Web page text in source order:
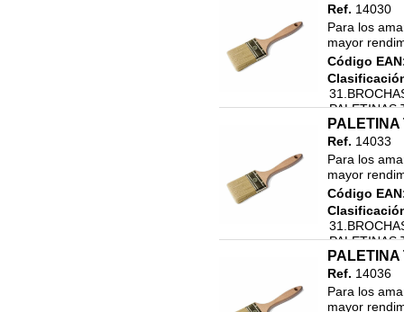
Ref. 14030
Para los
mayor
Código
PALETINAS
Ref. 14033
Para los
mayor
Código
PALETINAS
Ref. 14036
Para los
mayor